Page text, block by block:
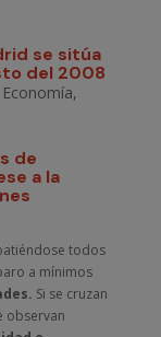
se sitúa
del 2008
Economía,
de
a la
todos
a mínimos
Si se cruzan
observan